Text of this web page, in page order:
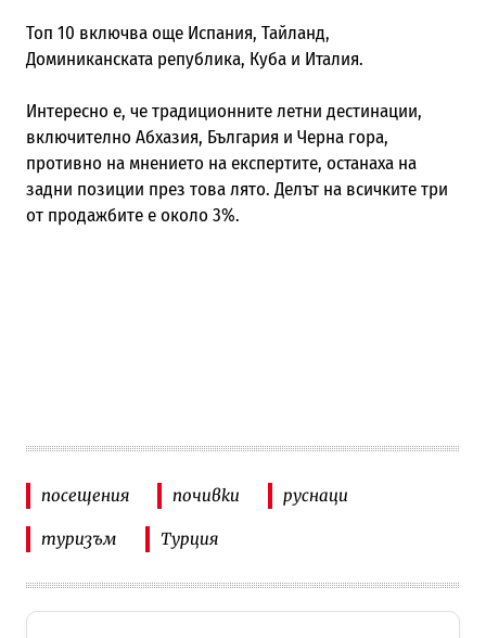
Топ 10 включва още Испания, Тайланд,
Доминиканската република, Куба и Италия.
Интересно е, че традиционните летни дестинации,
включително Абхазия, България и Черна гора,
противно на мнението на експертите, останаха на
задни позиции през това лято. Делът на всичките три
от продажбите е около 3%.
посещения почивки руснаци
туризъм Турция